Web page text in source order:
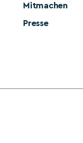
Mitmachen
Presse